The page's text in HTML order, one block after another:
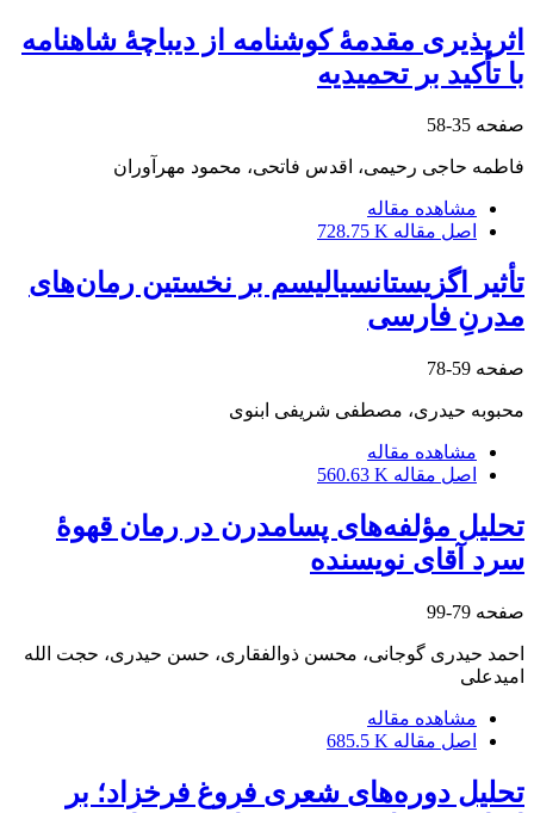
اثرپذیری مقدمۀ کوش‎نامه از دیباچۀ شاهنامه
با تأکید بر تحمیدیه
صفحه 35-58
فاطمه حاجی رحیمی، اقدس فاتحی، محمود مهرآوران
مشاهده مقاله
اصل مقاله 728.75 K
تأثیر اگزیستانسیالیسم بر نخستین رمان‌های
مدرنِ فارسی
صفحه 59-78
محبوبه حیدری، مصطفی شریفی ابنوی
مشاهده مقاله
اصل مقاله 560.63 K
تحلیل مؤلفه‌های پسامدرن در رمان قهوۀ
سرد آقای نویسنده
صفحه 79-99
احمد حیدری گوجانی، محسن ذوالفقاری، حسن حیدری، حجت الله
امیدعلی
مشاهده مقاله
اصل مقاله 685.5 K
تحلیل دوره‌های شعری فروغ فرخزاد؛ بر